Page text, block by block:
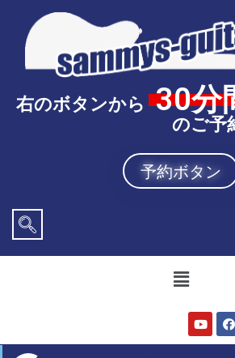
右のボタンから 30分
のご予
予約ボタン